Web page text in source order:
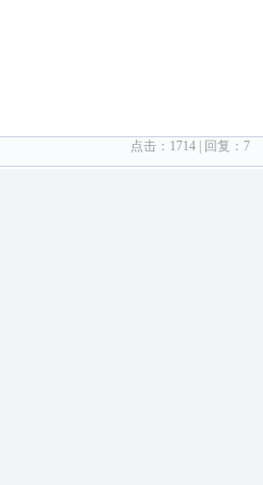
点击： 1714 | 回复： 7